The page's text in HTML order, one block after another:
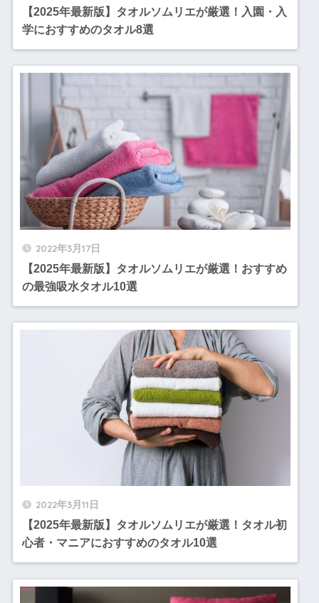
【2025年最新版】タオルソムリエが厳選！入園・入
学におすすめのタオル8選
2022年3月17日
【2025年最新版】タオルソムリエが厳選！おすすめ
の最強吸水タオル10選
2022年3月11日
【2025年最新版】タオルソムリエが厳選！タオル初
心者・マニアにおすすめのタオル10選